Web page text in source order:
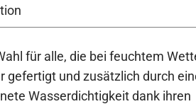
für alle, die bei feuchtem
gefertigt und zusätzlich durch
Wasserdichtigkeit dank ihren